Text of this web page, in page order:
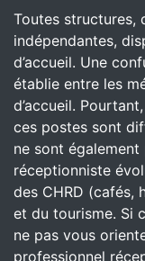
Toutes structures,
indépendantes,
d’accueil. Une
établie entre les
d’accueil.
ces postes sont
ne sont également
réceptionniste
des CHRD (cafés,
et du tourisme. Si
ne pas vous
professionnel